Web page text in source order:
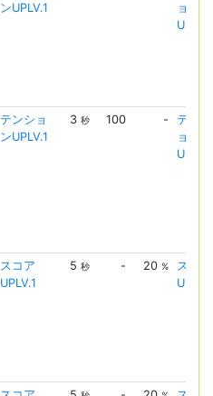
ンUPLV.1
ョン
UPLV.1
テンショ
ンUPLV.1
3 秒 100 -
テンシ
ョン
UPLV.1
スコア
UPLV.1
5 秒 - 20 %
スコア
UPLV.1